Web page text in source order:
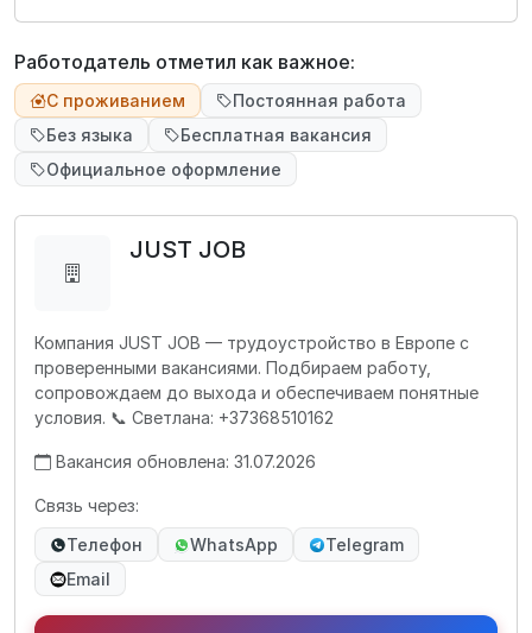
Работодатель отметил как важное:
С проживанием
Постоянная работа
Без языка
Бесплатная вакансия
Официальное оформление
JUST JOB
Компания JUST JOB — трудоустройство в Европе с
проверенными вакансиями. Подбираем работу,
сопровождаем до выхода и обеспечиваем понятные
условия. 📞 Светлана: +37368510162
Вакансия обновлена: 31.07.2026
Связь через:
Телефон
WhatsApp
Telegram
Email